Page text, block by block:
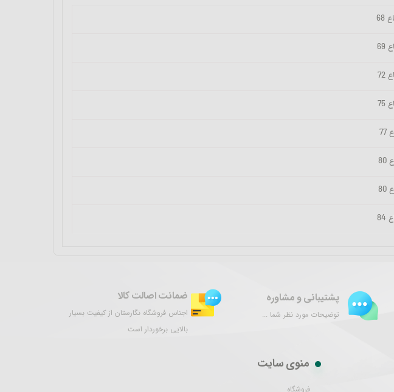
ضمانت اصالت کالا
اجناس فروشگاه نگارستان از کیفیت بسیار
بالایی برخوردار است
پشتیبانی و مشاوره
توضیحات مورد نظر شما ...
منوی سایت
فروشگاه